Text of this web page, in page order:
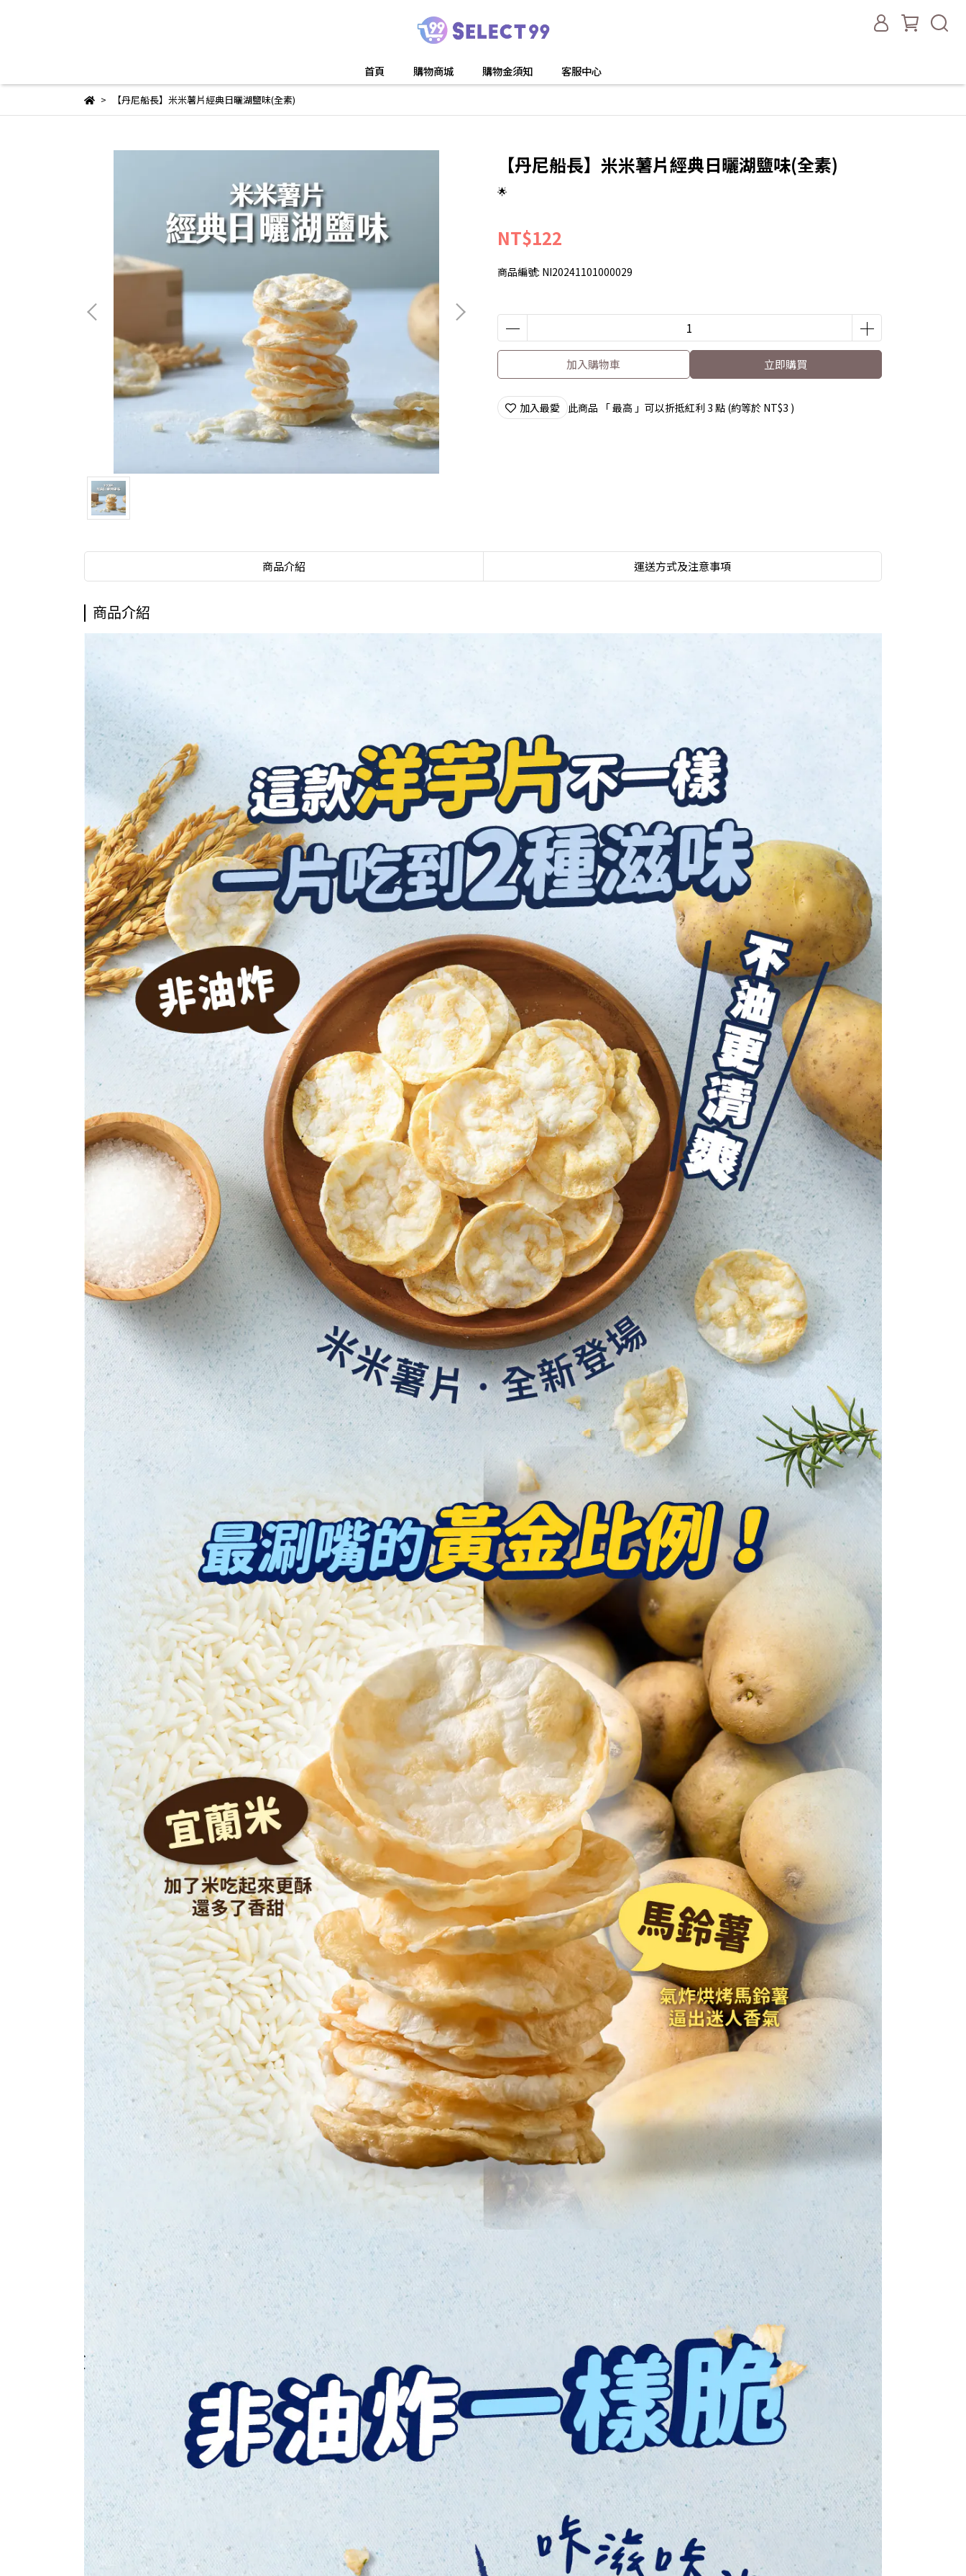
首頁 購物商城 購物金須知 客服中心
【丹尼船長】米米薯片經典日曬湖鹽味(全素)
【丹尼船長】米米薯片經典日曬湖鹽味(全素)
🌟
NT$122
商品編號: NI20241101000029
加入購物車 立即購買
加入最愛 此商品 「 最高 」可以折抵紅利 3 點 (約等於 NT$3 )
商品介紹 運送方式及注意事項
商品介紹